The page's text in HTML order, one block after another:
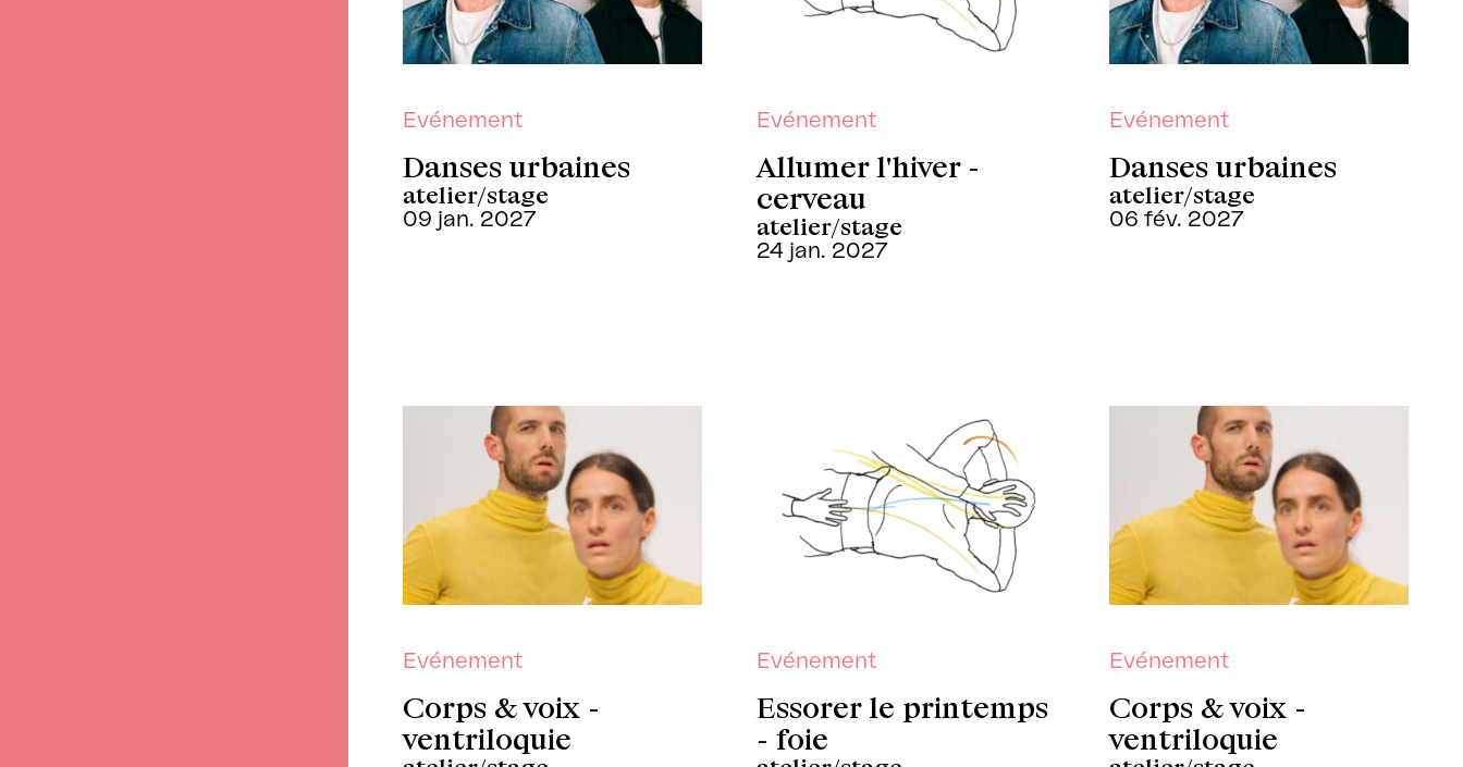
Evénement
Danses urbaines
atelier/stage
09 jan. 2027
Evénement
Allumer l'hiver -
cerveau
atelier/stage
24 jan. 2027
Evénement
Danses urbaines
atelier/stage
06 fév. 2027
Evénement
Corps & voix -
ventriloquie
Evénement
Essorer le printemps
- foie
Evénement
Corps & voix -
ventriloquie